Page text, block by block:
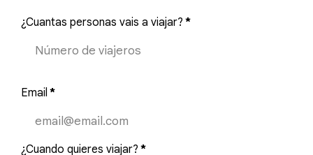
¿Cuantas personas vais a viajar? *
Email *
¿Cuando quieres viajar? *